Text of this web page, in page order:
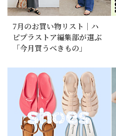
7月のお買い物リスト｜ハ
ピプラストア編集部が選ぶ
「今月買うべきもの」